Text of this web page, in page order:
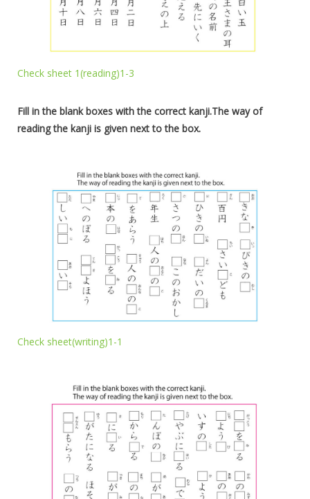
Check sheet 1(reading)1-3
Fill in the blank boxes with the correct kanji.The way of
reading the kanji is given next to the box.
Check sheet(writing)1-1